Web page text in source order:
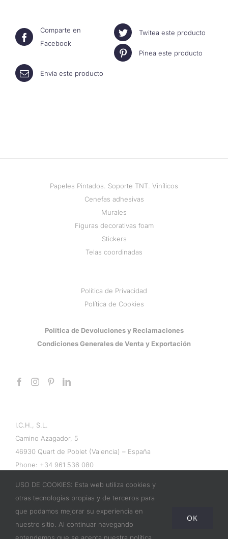
Comparte en
Facebook
Twitea este producto
Pinea este producto
Envía este producto
Papeles Pintados. Soporte TNT. Vinílicos
Cenefas adhesivas
Murales
Figuras decorativas foam
Stickers
Telas coordinadas
Política de Privacidad
Política de Cookies
Política de Devoluciones y Reclamaciones
Condiciones Generales de Venta y Exportación
I.C.H., S.L.
Camino Azagador, 5
46930 Quart de Poblet (Valencia) – España
Phone: +34 961 536 080
USO DE COOKIES: Esta web utiliza cookies y
otras tecnologías propias y de terceros para
que podamos mejorar su experiencia en
nuestro sitio. Al continuar navegando
OK